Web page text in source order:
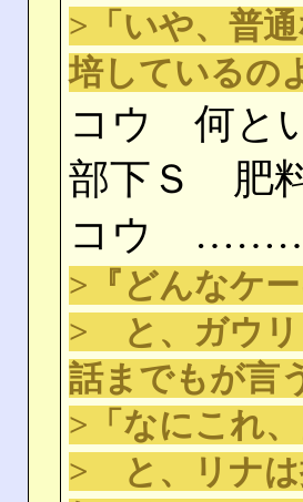
>「いや、普
培しているの
コウ 何と
部下Ｓ 肥
コウ ………
>『どんなケー
> と、ガウリ
話までもが言
>「なにこれ、
> と、リナは